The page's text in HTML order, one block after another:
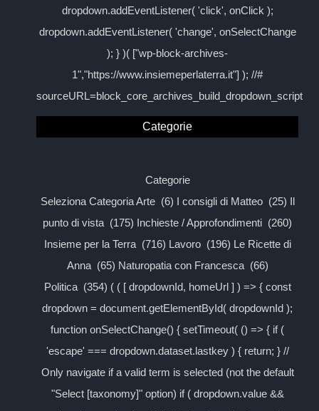
dropdown.addEventListener( 'click', onClick );
dropdown.addEventListener( 'change', onSelectChange
); } )( ["wp-block-archives-
1","https://www.insiemeperlaterra.it"] ); //#
sourceURL=block_core_archives_build_dropdown_script
Categorie
Categorie
Seleziona Categoria Arte (6) I consigli di Matteo (25) Il
punto di vista (175) Inchieste / Approfondimenti (260)
Insieme per la Terra (716) Lavoro (196) Le Ricette di
Anna (65) Naturopatia con Francesca (66)
Politica (354) ( ( [ dropdownId, homeUrl ] ) => { const
dropdown = document.getElementById( dropdownId );
function onSelectChange() { setTimeout( () => { if (
'escape' === dropdown.dataset.lastkey ) { return; } //
Only navigate if a valid term is selected (not the default
"Select [taxonomy]" option) if ( dropdown.value &&